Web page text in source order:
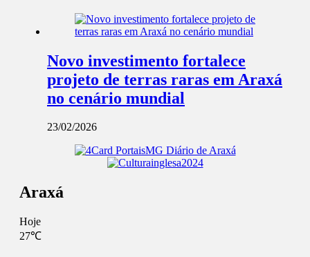
Novo investimento fortalece
projeto de terras raras em Araxá
no cenário mundial
23/02/2026
Araxá
Hoje
27℃